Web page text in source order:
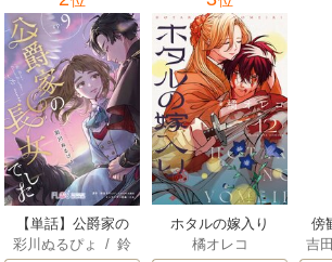
【単話】公爵家の
長女でした
彩川ぬるぴょ /鈴
ホタルの嫁入り
橘オレコ
傍
吉